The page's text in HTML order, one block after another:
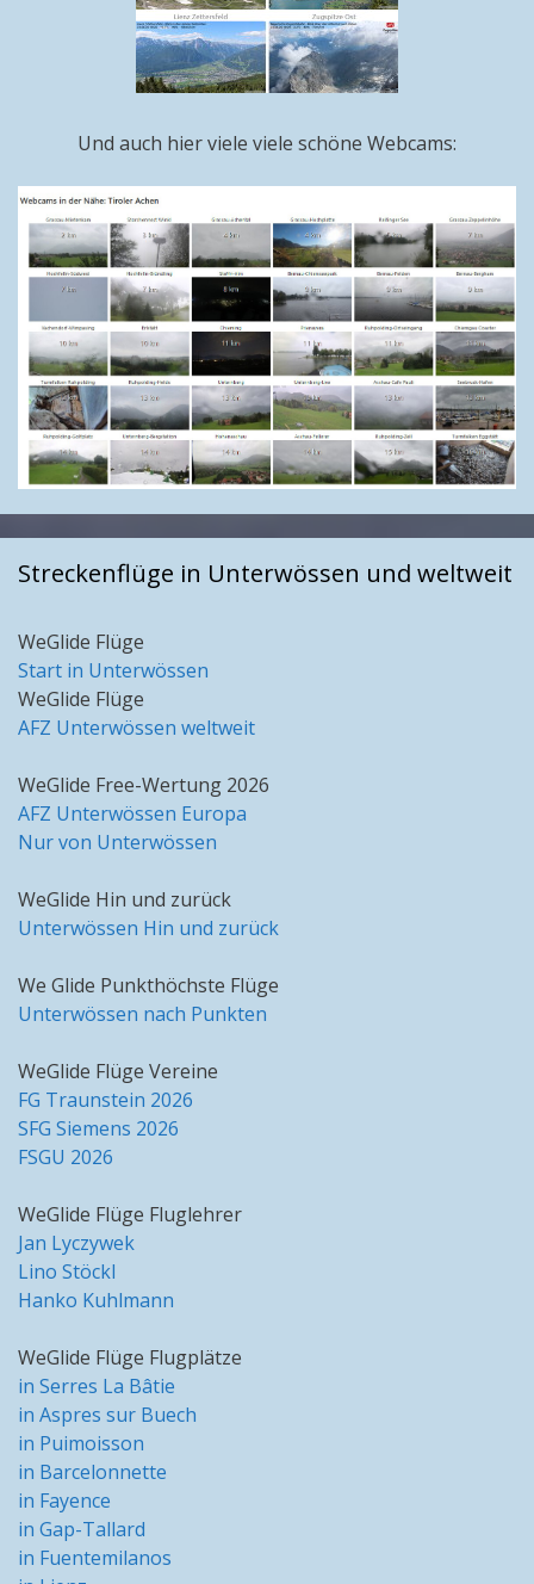
Und auch hier viele viele schöne Webcams:
Streckenflüge in Unterwössen und weltweit
WeGlide Flüge
Start in Unterwössen
WeGlide Flüge
AFZ Unterwössen weltweit
WeGlide Free-Wertung 2026
AFZ Unterwössen Europa
Nur von Unterwössen
WeGlide Hin und zurück
Unterwössen Hin und zurück
We Glide Punkthöchste Flüge
Unterwössen nach Punkten
WeGlide Flüge Vereine
FG Traunstein 2026
SFG Siemens 2026
FSGU 2026
WeGlide Flüge Fluglehrer
Jan Lyczywek
Lino Stöckl
Hanko Kuhlmann
WeGlide Flüge Flugplätze
in Serres La Bâtie
in Aspres sur Buech
in Puimoisson
in Barcelonnette
in Fayence
in Gap-Tallard
in Fuentemilanos